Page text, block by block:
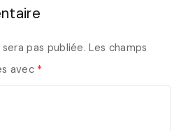
pas publiée. Les champs
avec *